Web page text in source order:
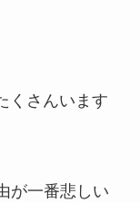
くさんいます
が一番悲しい